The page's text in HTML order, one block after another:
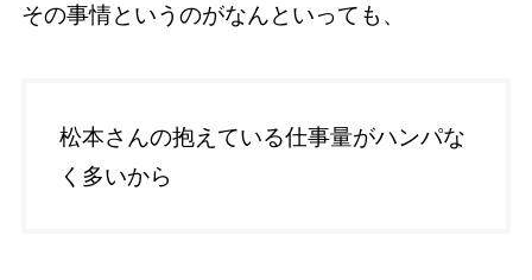
その事情というのがなんといっても、
松本さんの抱えている仕事量がハンパな
く多いから